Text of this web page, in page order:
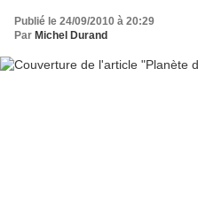
Publié le 24/09/2010 à 20:29
Par Michel Durand